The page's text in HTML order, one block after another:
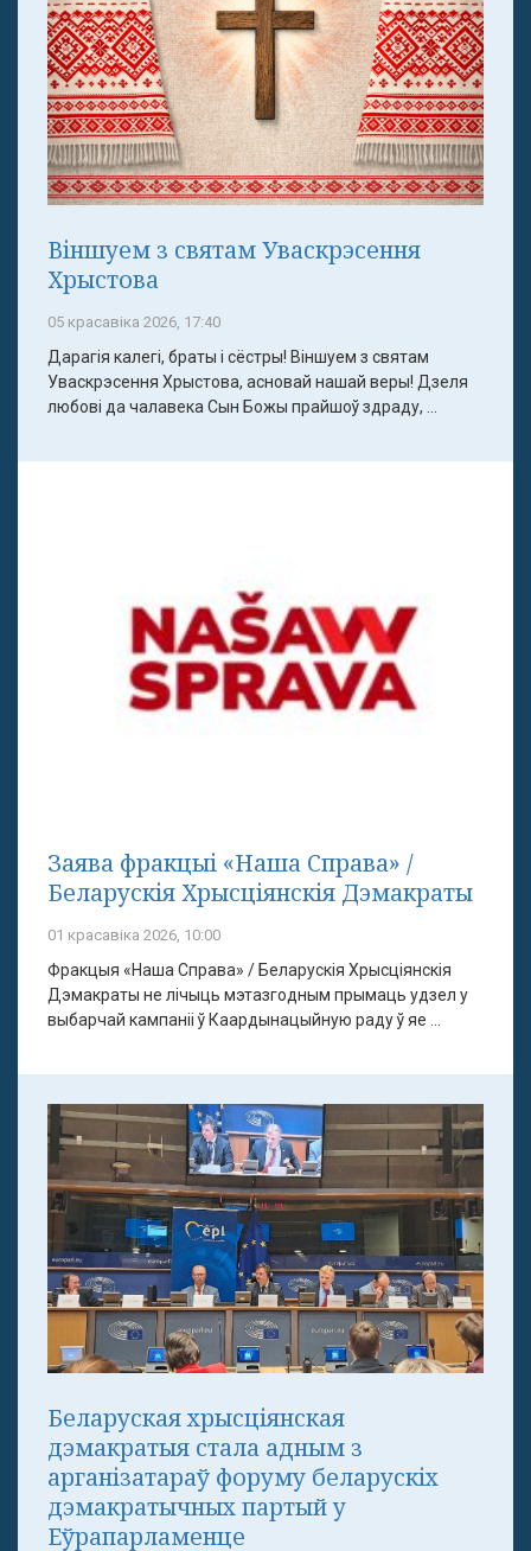
Віншуем з святам Уваскрэсення
Хрыстова
05 красавіка 2026, 17:40
Дарагія калегі, браты і сёстры! Віншуем з святам
Уваскрэсення Хрыстова, асновай нашай веры! Дзеля
любові да чалавека Сын Божы прайшоў здраду, ...
Заява фракцыі «Наша Справа» /
Беларускія Хрысціянскія Дэмакраты
01 красавіка 2026, 10:00
Фракцыя «Наша Справа» / Беларускія Хрысціянскія
Дэмакраты не лічыць мэтазгодным прымаць удзел у
выбарчай кампаніі ў Каардынацыйную раду ў яе ...
Беларуская хрысціянская
дэмакратыя стала адным з
арганізатараў форуму беларускіх
дэмакратычных партый у
Еўрапарламенце